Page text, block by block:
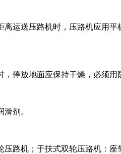
运送压路机时，压路机应用
停放地面应保持干燥，必须用
剂。
压路机；于扶式双轮压路机：